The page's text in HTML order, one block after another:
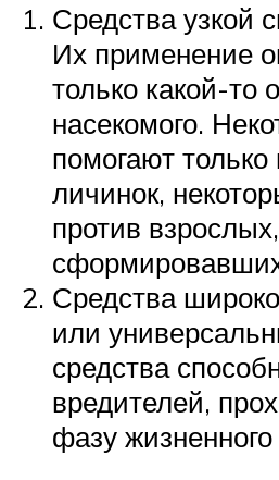
Средства узкой
Их применение
только какой-то
насекомого.
помогают только
личинок,
против взрослых,
Средства
или
средства
вредителей,
фазу